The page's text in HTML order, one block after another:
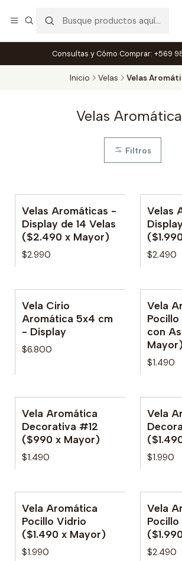
Consultas y Cómo Comprar: +569
Inicio Velas Velas
Velas
Filtros
Velas Aromáticas -
Display de 14 Velas
($2.490 x Mayor)
$2.990
Velas
$2.490
Vela Cirio
Aromática 5x4 cm
- Display
$6.800
Vela
con
Mayor)
$1.490
Vela Aromática
Decorativa #12
($990 x Mayor)
$1.490
Vela
$1.990
Vela Aromática
Pocillo Vidrio
($1.490 x Mayor)
$1.990
Vela
$2.490